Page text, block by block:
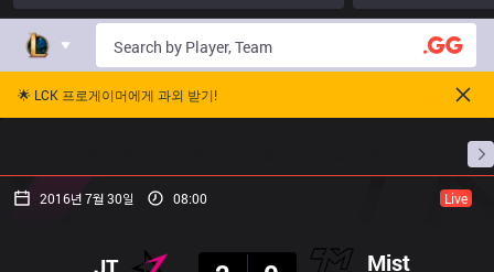
🌟 LCK 프로게이머에게 과외 받기!
프로빌
2016년 7월 30일 08:00 Live
Mist